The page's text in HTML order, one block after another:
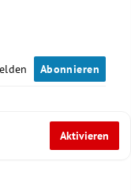
Abonnieren
Aktivieren